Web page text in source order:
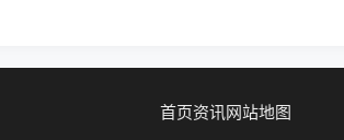
首页资讯网站地图